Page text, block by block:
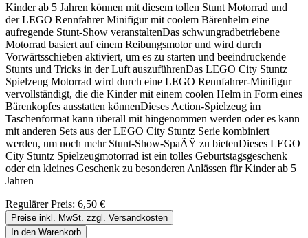
Kinder ab 5 Jahren können mit diesem tollen Stunt Motorrad und
der LEGO Rennfahrer Minifigur mit coolem Bärenhelm eine
aufregende Stunt-Show veranstaltenDas schwungradbetriebene
Motorrad basiert auf einem Reibungsmotor und wird durch
Vorwärtsschieben aktiviert, um es zu starten und beeindruckende
Stunts und Tricks in der Luft auszuführenDas LEGO City Stuntz
Spielzeug Motorrad wird durch eine LEGO Rennfahrer-Minifigur
vervollständigt, die die Kinder mit einem coolen Helm in Form eines
Bärenkopfes ausstatten könnenDieses Action-Spielzeug im
Taschenformat kann überall mit hingenommen werden oder es kann
mit anderen Sets aus der LEGO City Stuntz Serie kombiniert
werden, um noch mehr Stunt-Show-SpaÃŸ zu bietenDieses LEGO
City Stuntz Spielzeugmotorrad ist ein tolles Geburtstagsgeschenk
oder ein kleines Geschenk zu besonderen Anlässen für Kinder ab 5
Jahren
Regulärer Preis: 6,50 €
Preise inkl. MwSt. zzgl. Versandkosten
In den Warenkorb